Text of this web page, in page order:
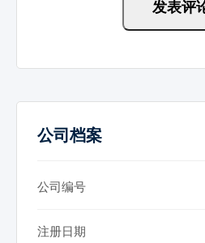
公司档案
公司编号
注册日期